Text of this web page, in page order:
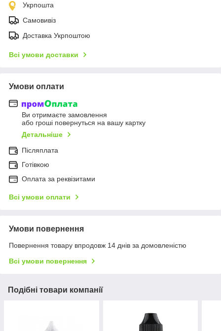
Укрпошта
Самовивіз
Доставка Укрпоштою
Всі умови доставки
Умови оплати
Ви отримаєте замовлення
або гроші повернуться на вашу картку
Детальніше
Післяплата
Готівкою
Оплата за реквізитами
Всі умови оплати
Умови повернення
Повернення товару впродовж 14 днів за домовленістю
Всі умови повернення
Подібні товари компанії